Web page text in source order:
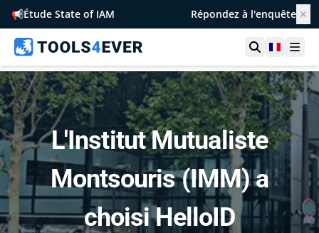
📢Étude State of IAM Répondez à l'enquête ✕
Ouvrir la
France
L'Institut Mutualiste
Montsouris (IMM) a
choisi HelloID